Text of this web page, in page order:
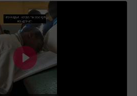
Воспроизвести